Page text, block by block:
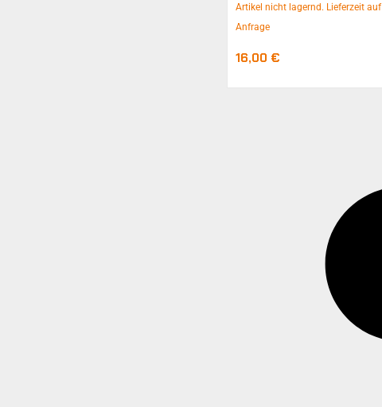
Artikel nicht lagernd. Lieferzeit auf
Anfrage
16,00 €